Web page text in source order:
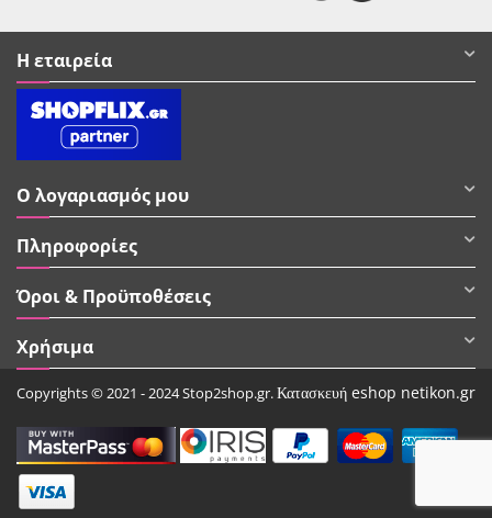
Η εταιρεία
Ο λογαριασμός μου
Πληροφορίες
Όροι & Προϋποθέσεις
Χρήσιμα
Copyrights © 2021 - 2024 Stop2shop.gr.Κατασκευή eshop netikon.gr